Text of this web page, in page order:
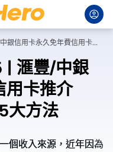
免年費信用卡 2025 | 滙豐/中銀信用卡永久免年費信用卡推介+Waive年費熱線及5大方法
| 滙豐/中銀
用卡推介
大方法
個收入來源，近年因為
個收入來源，近年因為